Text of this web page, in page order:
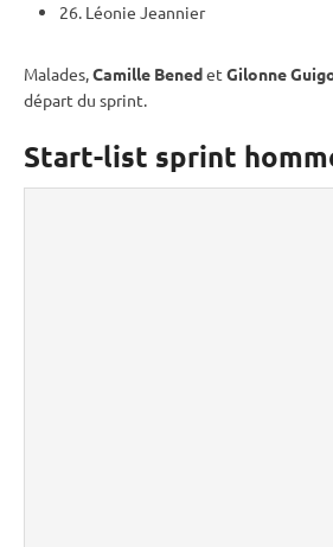
26. Léonie Jeannier
Malades,Camille Benedet Gilonne
départ du sprint.
Start-list sprint